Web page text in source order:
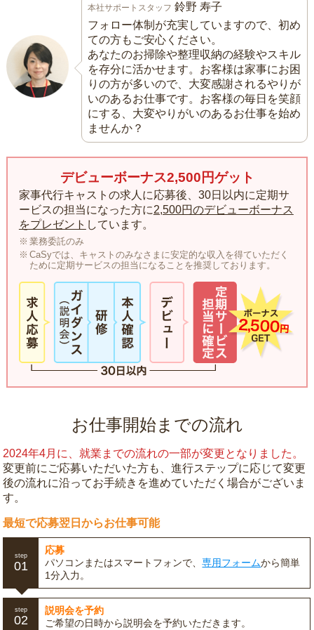
本社サポートスタッフ 鈴野 寿子
フォロー体制が充実していますので、初め
ての方もご安心ください。
あなたのお掃除や整理収納の経験やスキル
を存分に活かせます。お客様は家事にお困
りの方が多いので、大変感謝されるやりが
いのあるお仕事です。お客様の毎日を笑顔
にする、大変やりがいのあるお仕事を始め
ませんか？
デビューボーナス2,500円ゲット
家事代行キャストの求人に応募後、30日以内に定期サ
ービスの担当になった方に2,500円のデビューボーナス
をプレゼント しています。
業務委託のみ
CaSyでは、キャストのみなさまに安定的な収入を得ていただく
ために定期サービスの担当になることを推奨しております。
お仕事開始までの流れ
2024年4月に、就業までの流れの一部が変更となりました。
変更前にご応募いただいた方も、進行ステップに応じて変更
後の流れに沿ってお手続きを進めていただく場合がございま
す。
最短で応募翌日からお仕事可能
step
01
応募
パソコンまたはスマートフォンで、専用フォームから簡単
1分入力。
step
02
説明会を予約
ご希望の日時から説明会を予約いただきます。